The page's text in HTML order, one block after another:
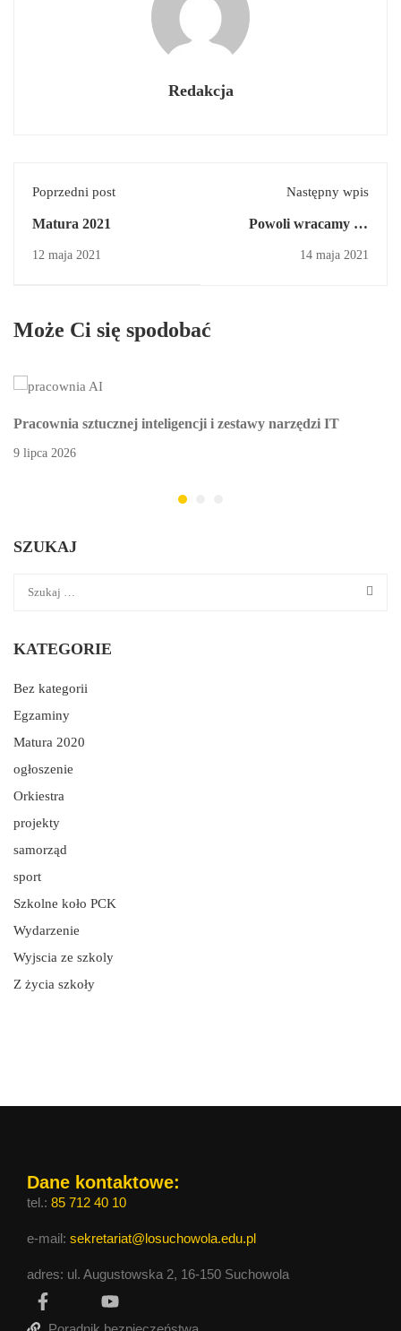
Redakcja
Poprzedni post
Matura 2021
12 maja 2021
Następny wpis
Powoli wracamy do
szkoły
14 maja 2021
Może Ci się spodobać
Pracownia sztucznej inteligencji i zestawy narzędzi IT
9 lipca 2026
SZUKAJ
KATEGORIE
Bez kategorii
Egzaminy
Matura 2020
ogłoszenie
Orkiestra
projekty
samorząd
sport
Szkolne koło PCK
Wydarzenie
Wyjscia ze szkoly
Z życia szkoły
Dane kontaktowe:
tel.: 85 712 40 10
e-mail: sekretariat@losuchowola.edu.pl
adres: ul. Augustowska 2, 16-150 Suchowola